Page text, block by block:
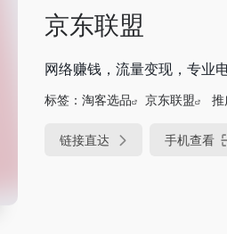
京东联盟
网络赚钱，流量变现，专业
标签： 淘客选品 京东联盟 推
链接直达 手机查看